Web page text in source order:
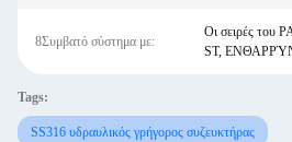
8Συμβατό σύστημα με:
Οι σειρές του
ST,
Tags:
SS316 υδραυλικός γρήγορος συζευκτήρας